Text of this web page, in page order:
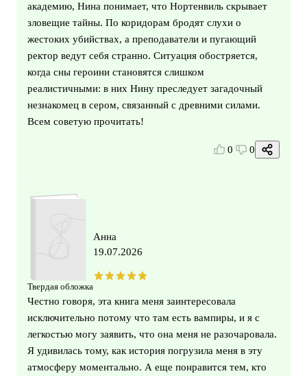
академию, Нина понимает, что Нортенвиль скрывает
зловещие тайны. По коридорам бродят слухи о
жестоких убийствах, а преподаватели и пугающий
ректор ведут себя странно. Ситуация обостряется,
когда сны героини становятся слишком
реалистичными: в них Нину преследует загадочный
незнакомец в сером, связанный с древними силами.
Всем советую прочитать!
0 0
Твердая обложка
Анна
19.07.2026
Честно говоря, эта книга меня заинтересовала
исключительно потому что там есть вампиры, и я с
легкостью могу заявить, что она меня не разочаровала.
Я удивилась тому, как история погрузила меня в эту
атмосферу моментально. А еще понравится тем, кто